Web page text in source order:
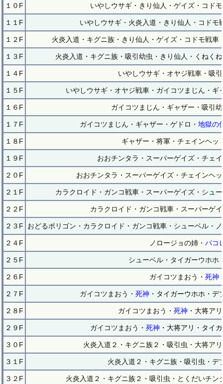
１０F いやしウサギ・きり仙人・ゲイズ・コド
１１F いやしウサギ・火炎入道・きり仙人・コドモ
１２F 火炎入道・キグニ族・きり仙人・ゲイズ・コドモ戦車
１３F 火炎入道・キグニ族・吸引幼虫・きり仙人・くねく
１４F いやしウサギ・オヤジ戦車・吸
１５F いやしウサギ・オヤジ戦車・ガイコツまじん・
１６F ガイコツまじん・ギャザー・吸引
１７F ガイコツまじん・ギャザー・ゲドロ・ 地獄の
１８F ギャザー・将軍・チェインヘッ
１９F おおチンタラ・スーパーゲイズ・チェ
２０F おおチンタラ・スーパーゲイズ・チェインヘ
２１F カラクロイド・ガンコ戦車・スーパーゲイズ・シュ
２２F カラクロイド・ガンコ戦車・スーパーゲ
２３F おどるポリゴン・カラクロイド・ガンコ戦車・シューベル・
２４F ノロージョの姉・ パコ
２５F シューベル・タイガーウホホ
２６F ガイコツまおう・ 死神
２７F ガイコツまおう・ 死神 ・タイガーウホホ・デ
２８F ガイコツまおう・ 死神 ・大将ア
２９F ガイコツまおう・ 死神 ・大将アリ・タイ
３０F 火炎入道２・キグニ族２・吸引虫・大将ア
３１F 火炎入道２・キグニ族・吸引虫・
３２F 火炎入道２・キグニ族２・吸引虫・とくだいチン